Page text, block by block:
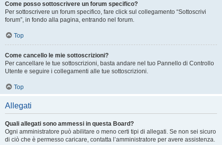
Come posso sottoscrivere un forum specifico?
Per sottoscrivere un forum specifico, fare click sul collegamento “Sottoscrivi
forum”, in fondo alla pagina, entrando nel forum.
Top
Come cancello le mie sottoscrizioni?
Per cancellare le tue sottoscrizioni, basta andare nel tuo Pannello di Controllo
Utente e seguire i collegamenti alle tue sottoscrizioni.
Top
Allegati
Quali allegati sono ammessi in questa Board?
Ogni amministratore può abilitare o meno certi tipi di allegati. Se non sei sicuro
di ciò che è permesso caricare, contatta l’amministratore per avere assistenza.